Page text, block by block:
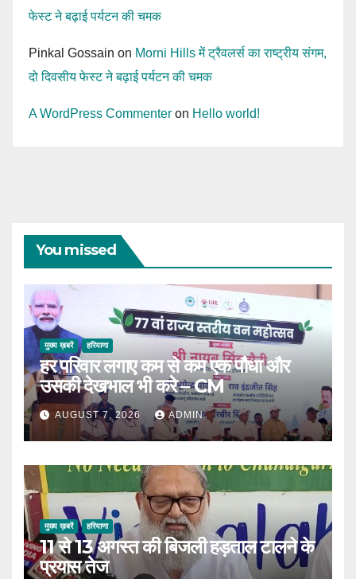
फेस्ट ने बढ़ाई पर्यटन की चमक
Pinkal Gossain on Morni Hills में ट्रैवलर्स का राष्ट्रीय संगम,
दो दिवसीय फेस्ट ने बढ़ाई पर्यटन की चमक
A WordPress Commenter on Hello world!
You missed
मुख्य ख़बरें हरियाणा
हर परिवार लगाए कम से कम एक पौधा और
उसकी देखभाल भी करे – CM
AUGUST 7, 2026 ADMIN
मुख्य ख़बरें हरियाणा
11 से 13 अगस्त की बिजली हड़ताल टालने के
प्रयास तेज